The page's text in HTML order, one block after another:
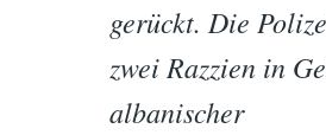
gerückt. Die
zwei Razzien in
albanischer